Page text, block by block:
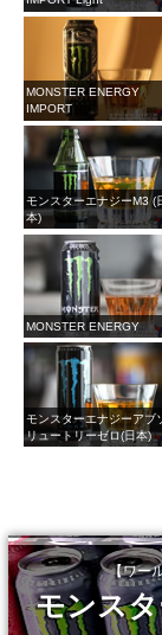
MONSTER ENERGY
IMPORT
モンスターエナジーM3 (
本)
MONSTER ENERGY
モンスターエナジーアブ
リュートリーゼロ(日本)
【ワー
モンス